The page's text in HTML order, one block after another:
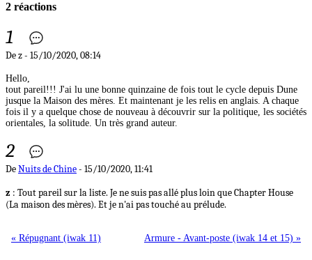
2 réactions
1
De z - 15/10/2020, 08:14
Hello,
tout pareil!!! J'ai lu une bonne quinzaine de fois tout le cycle depuis Dune
jusque la Maison des mères. Et maintenant je les relis en anglais. A chaque
fois il y a quelque chose de nouveau à découvrir sur la politique, les sociétés
orientales, la solitude. Un très grand auteur.
2
DeNuits de Chine- 15/10/2020, 11:41
z : Tout pareil sur la liste. Je ne suis pas allé plus loin que Chapter House
(La maison des mères). Et je n'ai pas touché au prélude.
« Répugnant (iwak 11) Armure - Avant-poste (iwak 14 et 15) »